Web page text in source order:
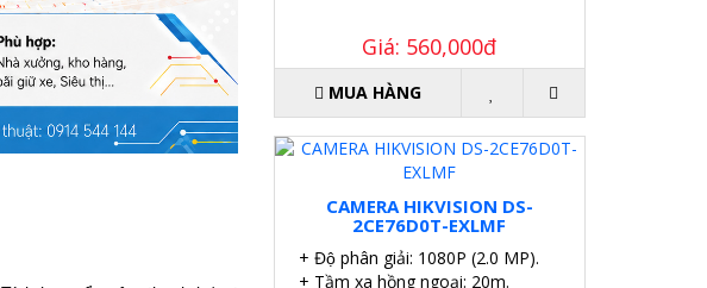
Giá: 560,000đ
MUA HÀNG
CAMERA HIKVISION DS-
2CE76D0T-EXLMF
+ Độ phân giải: 1080P (2.0 MP).
+ Tầm xa hồng ngoại: 20m.